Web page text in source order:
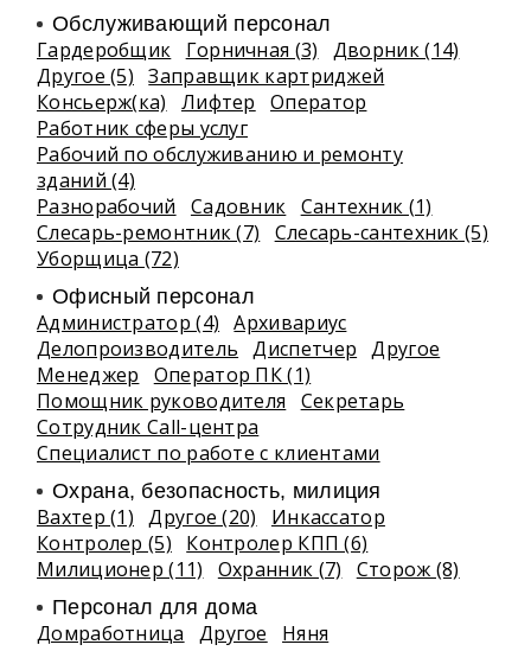
Обслуживающий персонал
Гардеробщик Горничная (3)
Дворник (14)
Другое (5)
Заправщик картриджей
Консьерж(ка)
Лифтер
Оператор
Работник сферы услуг
Рабочий по обслуживанию и ремонту
зданий (4)
Разнорабочий
Садовник Сантехник (1)
Слесарь-ремонтник (7)
Слесарь-сантехник (5)
Уборщица (72)
Офисный персонал
Администратор (4)
Архивариус
Делопроизводитель
Диспетчер
Другое
Менеджер
Оператор ПК (1)
Помощник руководителя
Секретарь
Сотрудник Call-центра
Специалист по работе с клиентами
Охрана, безопасность, милиция
Вахтер (1) Другое (20)
Инкассатор
Контролер (5)
Контролер КПП (6)
Милиционер (11)
Охранник (7) Сторож (8)
Персонал для дома
Домработница Другое
Няня